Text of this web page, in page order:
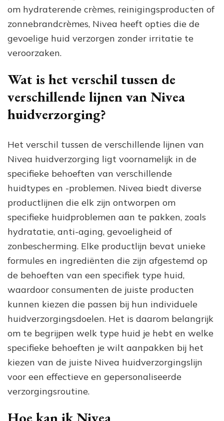
om hydraterende crèmes, reinigingsproducten of
zonnebrandcrèmes, Nivea heeft opties die de
gevoelige huid verzorgen zonder irritatie te
veroorzaken.
Wat is het verschil tussen de
verschillende lijnen van Nivea
huidverzorging?
Het verschil tussen de verschillende lijnen van
Nivea huidverzorging ligt voornamelijk in de
specifieke behoeften van verschillende
huidtypes en -problemen. Nivea biedt diverse
productlijnen die elk zijn ontworpen om
specifieke huidproblemen aan te pakken, zoals
hydratatie, anti-aging, gevoeligheid of
zonbescherming. Elke productlijn bevat unieke
formules en ingrediënten die zijn afgestemd op
de behoeften van een specifiek type huid,
waardoor consumenten de juiste producten
kunnen kiezen die passen bij hun individuele
huidverzorgingsdoelen. Het is daarom belangrijk
om te begrijpen welk type huid je hebt en welke
specifieke behoeften je wilt aanpakken bij het
kiezen van de juiste Nivea huidverzorgingslijn
voor een effectieve en gepersonaliseerde
verzorgingsroutine.